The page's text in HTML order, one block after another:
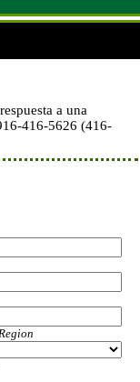
a una
416-5626 (416-